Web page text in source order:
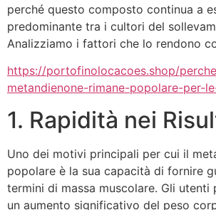
perché questo composto continua a
predominante tra i cultori del
Analizziamo i fattori che lo rendono
https://portofinolocacoes.shop/
metandienone-rimane-popolare-per-
1. Rapidità nei
Uno dei motivi principali per cui il
popolare è la sua capacità di fornire
termini di massa muscolare. Gli utenti
un aumento significativo del peso